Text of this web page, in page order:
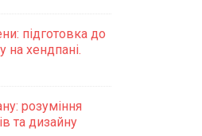
підготовка до
на хендпані.
розуміння
та дизайну